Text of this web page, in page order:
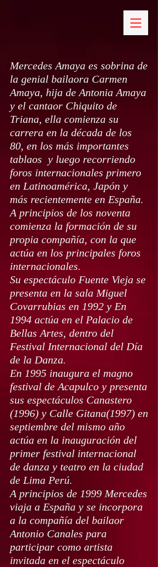
Mercedes Amaya es sobrina de
la genial bailaora Carmen
Amaya, hija de Antonia Amaya
y el cantaor Chiquito de
Triana, ella comienza su
carrera en la década de los
80, en los más importantes
tablaos y luego recorriendo
foros internacionales primero
en Latinoamérica, Japón y
más recientemente en España.
A principios de los noventa
comienza la formación de su
propia compañía, con la que
actúa en los principales foros
internacionales.
Su espectáculo Fuente Vieja se
presenta en la sala Miguel
Covarrubias en 1992 y En
1994 actúa en el Palacio de
Bellas Artes, dentro del
Festival Internacional del Día
de la Danza.
En 1995 inaugura el magno
festival de Acapulco y presenta
sus espectáculos Canastero
(1996) y Calle Gitana(1997) en
septiembre del mismo año
actúa en la inauguración del
primer festival internacional
de danza y teatro en la ciudad
de Lima Perú.
A principios de 1999 Mercedes
viaja a España y se incorpora
a la compañía del bailaor
Antonio Canales para
participar como artista
invitada en el espectáculo